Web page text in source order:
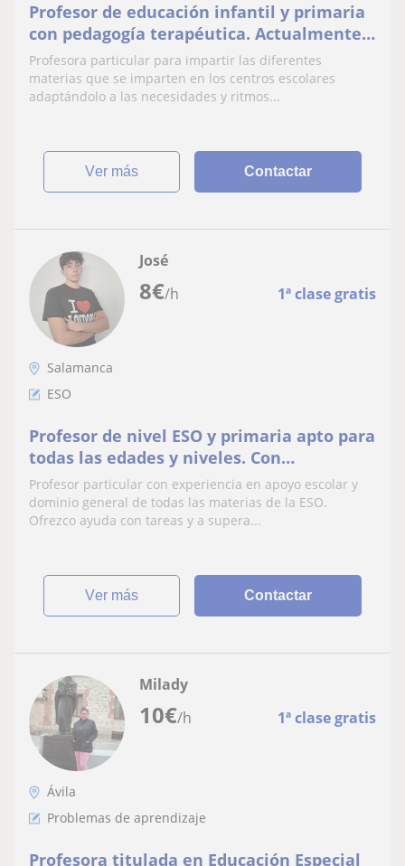
Profesor de educación infantil y primaria
con pedagogía terapéutica. Actualmente
cursando educación social
Profesora particular para impartir las diferentes
materias que se imparten en los centros escolares
adaptándolo a las necesidades y ritmos...
ver más Contactar
8€/h 1ª clase gratis
José
Salamanca
ESO
Profesor de nivel ESO y primaria apto para
todas las edades y niveles. Con
experiencia previa con niños de múltiples
niveles!
Profesor particular con experiencia en apoyo escolar y
dominio general de todas las materias de la ESO.
Ofrezco ayuda con tareas y a supera...
ver más Contactar
10€/h 1ª clase gratis
Milady
Ávila
Problemas de aprendizaje
Profesora titulada en Educación Especial